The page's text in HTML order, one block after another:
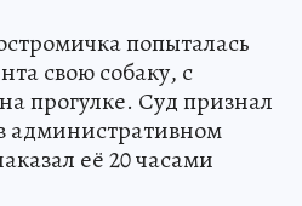
попыталась
свою собаку, с
прогулке. Суд признал
её 20 часами